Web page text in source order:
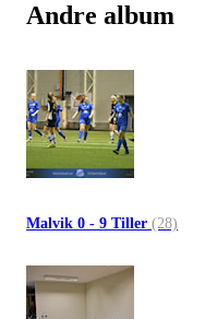
Andre album
Malvik 0 - 9 Tiller (28)